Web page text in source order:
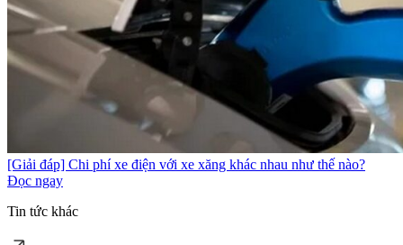
[Giải đáp] Chi phí xe điện với xe xăng khác nhau như thế nào?
Đọc ngay
Tin tức khác